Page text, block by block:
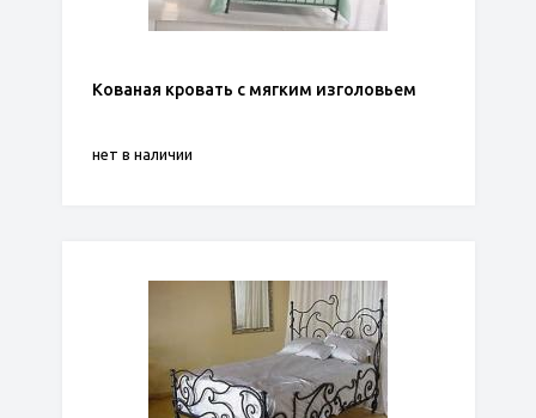
Кованая кровать с мягким изголовьем
нет в наличии